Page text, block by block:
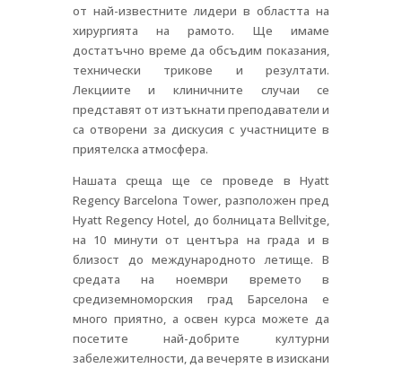
от най-известните лидери в областта на
хирургията на рамото. Ще имаме
достатъчно време да обсъдим показания,
технически трикове и резултати.
Лекциите и клиничните случаи се
представят от изтъкнати преподаватели и
са отворени за дискусия с участниците в
приятелска атмосфера.
Нашата среща ще се проведе в Hyatt
Regency Barcelona Tower, разположен пред
Hyatt Regency Hotel, до болницата Bellvitge,
на 10 минути от центъра на града и в
близост до международното летище. В
средата на ноември времето в
средиземноморския град Барселона е
много приятно, а освен курса можете да
посетите най-добрите културни
забележителности, да вечеряте в изискани